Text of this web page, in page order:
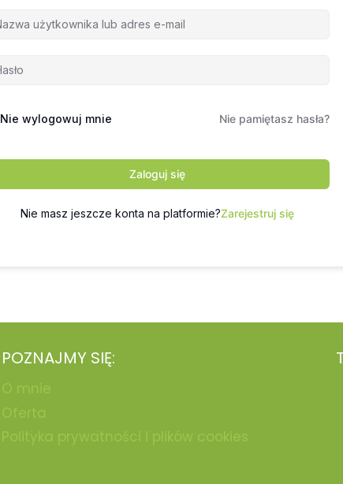
Nie wylogowuj mnie Nie pamiętasz hasła?
Zaloguj się
Nie masz jeszcze konta na platformie?Zarejestruj się
POZNAJMY SIĘ: